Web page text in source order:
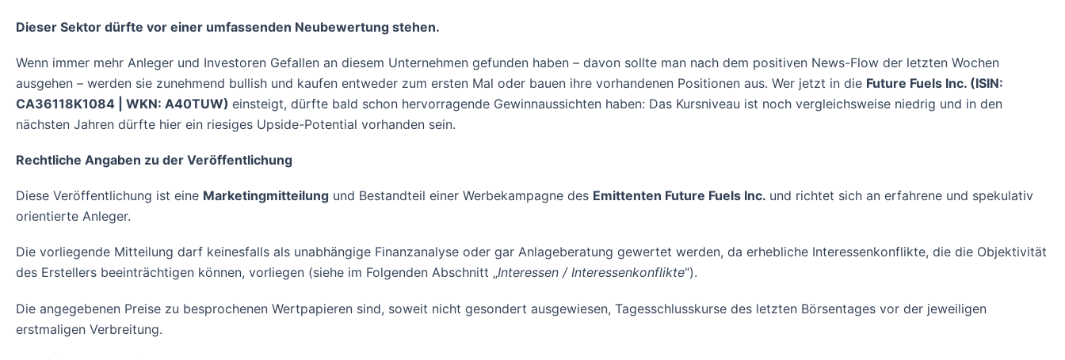
Dieser Sektor dürfte vor einer umfassenden Neubewertung stehen.
Wenn immer mehr Anleger und Investoren Gefallen an diesem Unternehmen gefunden haben – davon sollte man nach dem positiven News-Flow der letzten Wochen
ausgehen – werden sie zunehmend bullish und kaufen entweder zum ersten Mal oder bauen ihre vorhandenen Positionen aus. Wer jetzt in die Future Fuels Inc. (ISIN:
CA36118K1084 | WKN: A40TUW) einsteigt, dürfte bald schon hervorragende Gewinnaussichten haben: Das Kursniveau ist noch vergleichsweise niedrig und in den
nächsten Jahren dürfte hier ein riesiges Upside-Potential vorhanden sein.
Rechtliche Angaben zu der Veröffentlichung
Diese Veröffentlichung ist eine Marketingmitteilung und Bestandteil einer Werbekampagne des Emittenten Future Fuels Inc. und richtet sich an erfahrene und spekulativ
orientierte Anleger.
Die vorliegende Mitteilung darf keinesfalls als unabhängige Finanzanalyse oder gar Anlageberatung gewertet werden, da erhebliche Interessenkonflikte, die die Objektivität
des Erstellers beeinträchtigen können, vorliegen (siehe im Folgenden Abschnitt „Interessen / Interessenkonflikte“).
Die angegebenen Preise zu besprochenen Wertpapieren sind, soweit nicht gesondert ausgewiesen, Tagesschlusskurse des letzten Börsentages vor der jeweiligen
erstmaligen Verbreitung.